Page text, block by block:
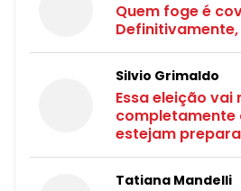
Quem foge é
Definitivamente,
Silvio Grimaldo
Essa eleição vai
completamente
estejam
Tatiana Mandelli